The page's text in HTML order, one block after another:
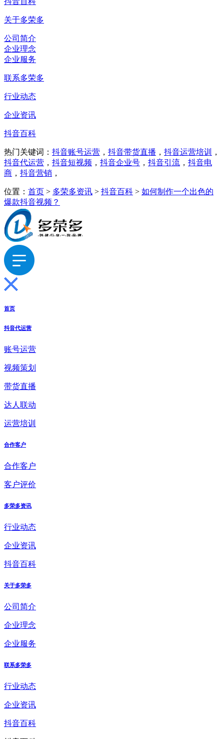
关于多荣多
公司简介
企业理念
企业服务
联系多荣多
行业动态
企业资讯
抖音百科
热门关键词： 抖音账号运营 ， 抖音带货直播 ， 抖音运营培训
，
抖音代运营 ， 抖音短视频 ， 抖音企业号 ， 抖音引流 ， 抖音电
商 ， 抖音营销 ，
位置： 首页 > 多荣多资讯 > 抖音百科 > 如何制作一个出色的
爆款抖音视频？
首页
抖音代运营
账号运营
视频策划
带货直播
达人联动
运营培训
合作客户
合作客户
客户评价
多荣多资讯
行业动态
企业资讯
抖音百科
关于多荣多
公司简介
企业理念
企业服务
联系多荣多
行业动态
企业资讯
抖音百科